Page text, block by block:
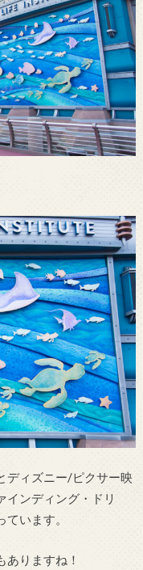
ディズニー/ピクサー映
インディング・ドリ
います。
りますね！